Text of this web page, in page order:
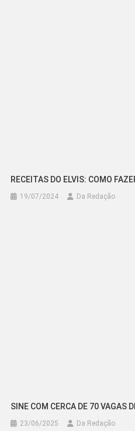
RECEITAS DO ELVIS: COMO
19/07/2024 Da Redação
SINE COM CERCA DE 70 VAGAS
23/06/2025 Da Redação